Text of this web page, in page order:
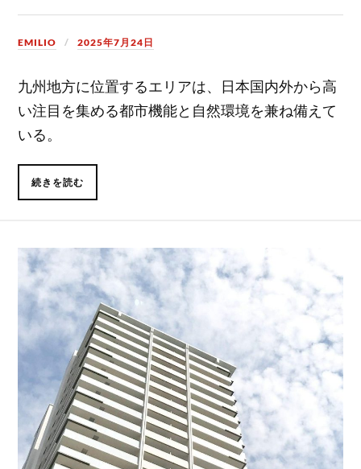
EMILIO 2025年7月24日
九州地方に位置するエリアは、日本国内外から高
い注目を集める都市機能と自然環境を兼ね備えて
いる。
続きを読む